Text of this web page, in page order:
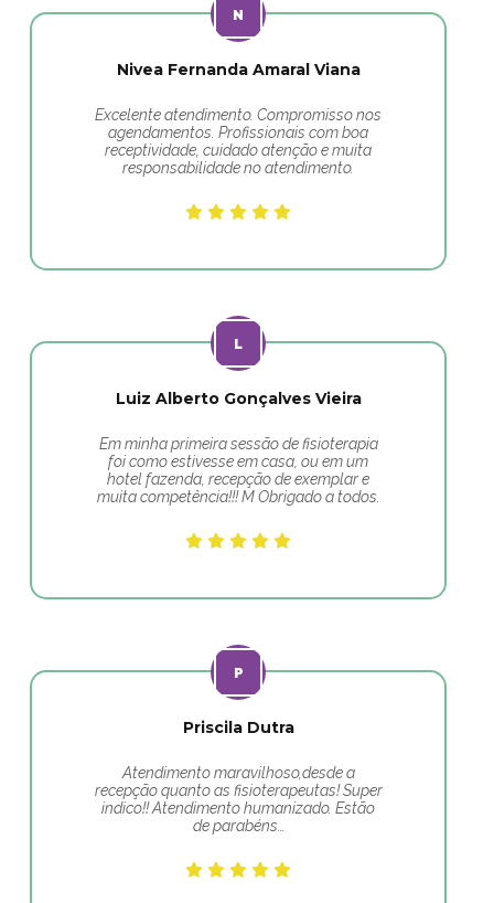
Nivea Fernanda Amaral Viana
Excelente atendimento. Compromisso nos
agendamentos. Profissionais com boa
receptividade, cuidado atenção e muita
responsabilidade no atendimento.
Luiz Alberto Gonçalves Vieira
Em minha primeira sessão de fisioterapia
foi como estivesse em casa, ou em um
hotel fazenda, recepção de exemplar e
muita competência!!! M Obrigado a todos.
Priscila Dutra
Atendimento maravilhoso,desde a
recepção quanto as fisioterapeutas! Super
indico!! Atendimento humanizado. Estão
de parabéns…